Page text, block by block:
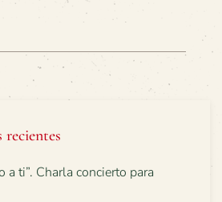
a ti”. Charla concierto para